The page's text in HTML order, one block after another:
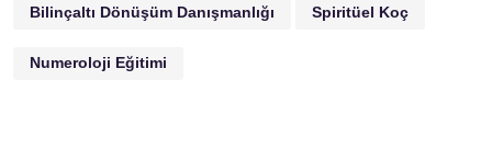
Bilinçaltı Dönüşüm Danışmanlığı Spiritüel Koç
Numeroloji Eğitimi